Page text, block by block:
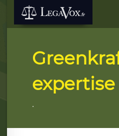
expertise
.